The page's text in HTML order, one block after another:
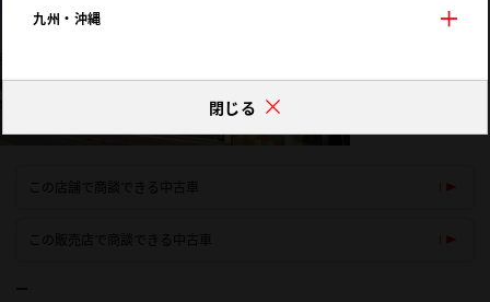
九州・沖縄
閉じる
この店舗で商談できる中古車
この販売店で商談できる中古車